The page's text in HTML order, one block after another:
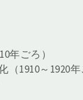
年ごろ）
1910～1920年